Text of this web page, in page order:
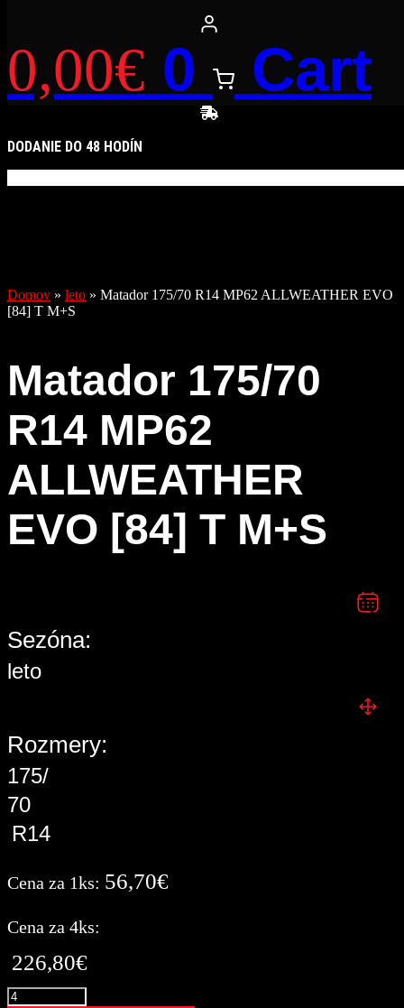
0,00€ 0 Cart
DODANIE DO 48 HODÍN
Domov » leto » Matador 175/70 R14 MP62 ALLWEATHER EVO
[84] T M+S
Matador 175/70
R14 MP62
ALLWEATHER
EVO [84] T M+S
Sezóna:
leto
Rozmery:
175/
70
R14
Cena za 1ks: 56,70€
Cena za 4ks:
226,80€
množstvo